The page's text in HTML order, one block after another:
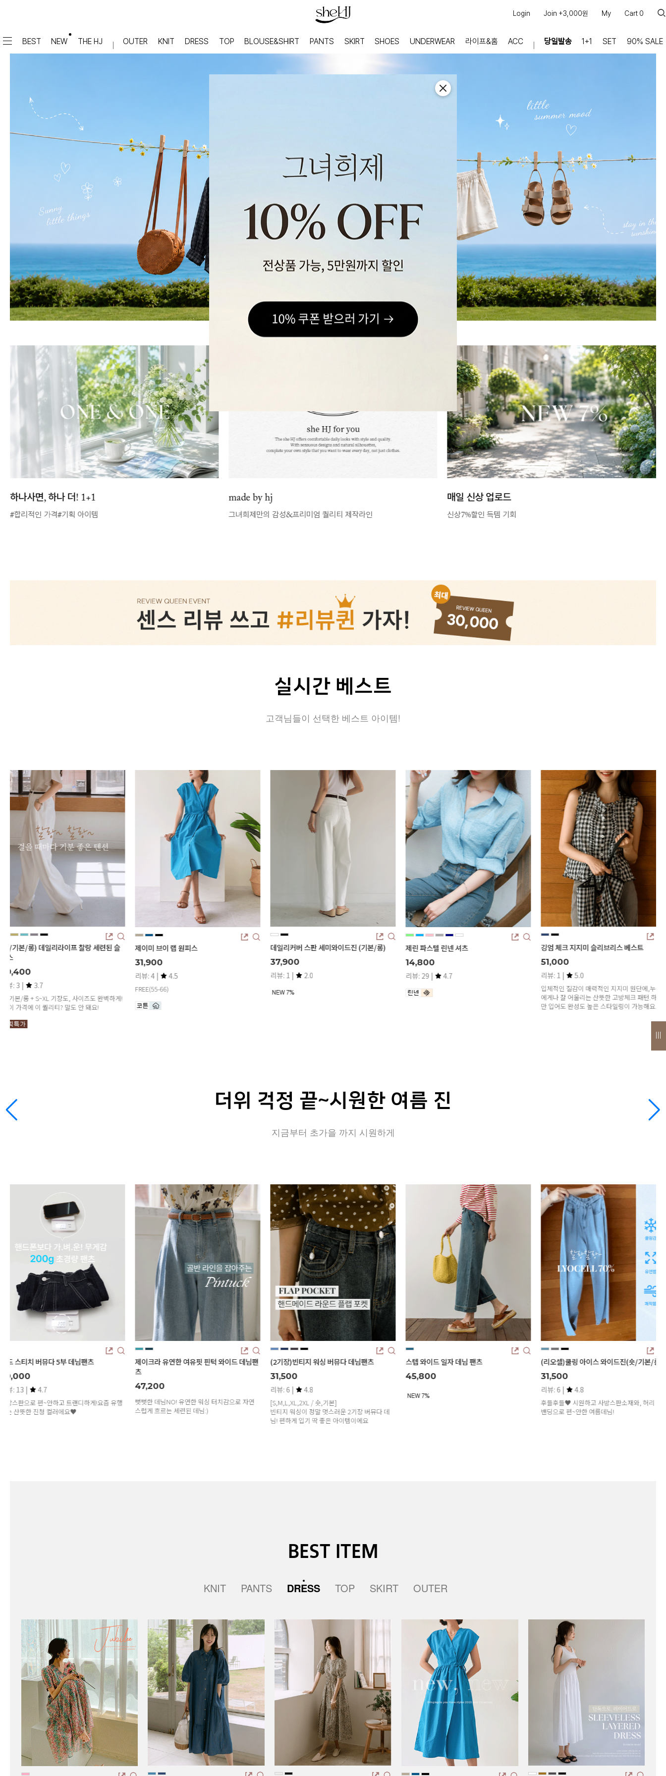
Login Join +3,000원 My Cart 0
슬리브리스
블라우스
셔츠
#배기
#세미와이드
#와이드
#부츠컷
#밴딩
SKIRT
미디/미니 스커트
롱 스커트
KNIT
니트/스웨터
가디건
조끼
폴라/터틀넥
팬츠
원피스&스커트
OUTER
자켓/코트
가디건
#트위드
#바람막이
#트렌치
HOME
홈웨어
스포츠웨어
INNER
이너웨어
ACC
스카프/머플러
1+1
쿠폰조회
공지사항
FAQ
상품문의
교환/반품 문의
리뷰 +30,000
실시간 상담톡
페이스북
BEST NEW THE HJ OUTER KNIT DRESS TOP BLOUSE&SHIRT PANTS SKIRT SHOES UNDERWEAR 라이프&홈 ACC 당일발송 1+1 SET 90% SALE
made by hj
그녀희제만의 감성&프리미엄 퀄리티 제작라인
매일 신상 업로드
신상7%할인 득템 기회
SHE.HJ BEST
한번에 보는 베스트 상품
실시간 베스트
고객님들이 선택한 베스트 아이템!
제이미 브이 랩 원피스
31,900
리뷰: 4 |
FREE(55-66)
데일리커버 스판 세미와이드진 (기본/롱)
37,900
리뷰: 1 |
2.0
제린 파스텔 린넨 셔츠
14,800
리뷰: 29 |
4.7
깅엄 체크 지지미 슬리브리스 베스트
51,000
리뷰: 1 |
5.0
입체적인 질감이 매력적인 지지미 원단에,누구
에게나 잘 어울리는 산뜻한 고방체크 패턴.하나
(2기장) 리오셀 인밴딩 데님스커트
28,60025,168
리뷰: 8 | 5.0
데님의 불편함은 ❌삭제!
후들후들 편안함에 🧊시원함까지!
이게 진짜 여름진👏
더위 걱정 끝~시원한 여름 진
지금부터 초가을 까지 시원하게
제이크라 유연한 여유핏 핀턱 와이드 데님팬
47,200
뻣뻣한 데님NO! 유연한 워싱 터치감으로 자연
스럽게 흐르는 세련된 데님:)
(2기장)빈티지 워싱 버뮤다 데님팬츠
31,500
리뷰: 6 |
[S,M,L,XL,2XL / 숏,기본]
빈티지 워싱이 정말 멋스러운 2기장 버뮤다 데
스텝 와이드 일자 데님 팬츠
45,800
(리오셀)쿨링 아이스 와이드진(숏/기본/롱)
31,500
쫀쫀진58탄. 쿨링 히든밴딩 데님 팬츠
34,600
리뷰: 47 |
4.8
기장 : 숏, 기본, 롱
사이즈 : S(55), M(66), L(77), XL(88), 2XL(99)
BEST ITEM